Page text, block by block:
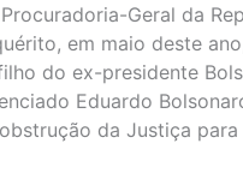
Geral da
em maio deste
do ex-presidente
Eduardo
da Justiça para